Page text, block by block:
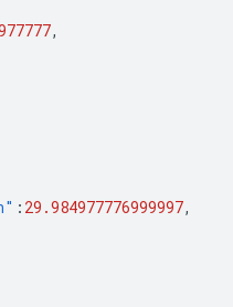
,
: 29.984977776999997,